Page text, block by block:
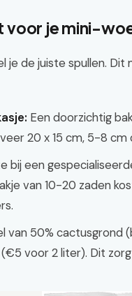
voor je mini-
je de juiste spullen.
Een doorzichtig
20 x 15 cm, 5-8 cm
bij een
van 10-20 zaden
van 50% cactusgrond
voor 2 liter). Dit